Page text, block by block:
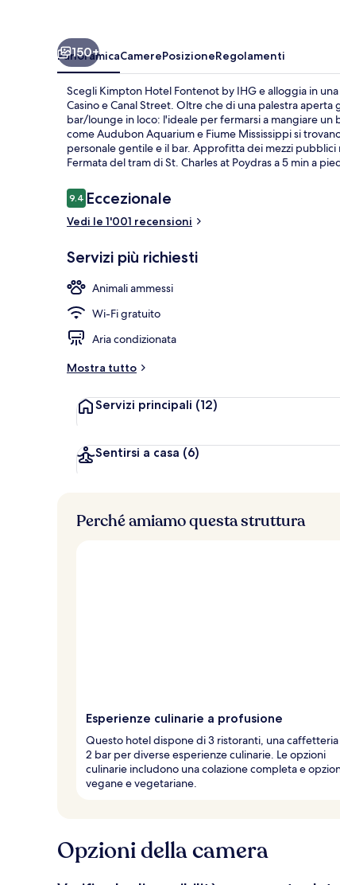
150+
PanoramicaCamerePosizioneRegolamenti
Scegli Kimpton Hotel Fontenot by IHG e alloggia in
Casino e Canal Street. Oltre che di una palestra
bar/lounge in loco: l'ideale per fermarsi a mangiare
come Audubon Aquarium e Fiume Mississippi si
personale gentile e il bar. Approfitta dei mezzi pubblici
Fermata del tram di St. Charles at Poydras a 5 min a
Recensioni
9.49.4 su 10
Eccezionale
Vedi le 1'001 recensioni
Servizi più richiesti
Animali ammessi
Wi-Fi gratuito
Aria condizionata
Mostra tutto
Servizi principali (12)
Sentirsi a casa (6)
Perché amiamo questa struttura
Esperienze culinarie a profusione
Questo hotel dispone di 3 ristoranti, una
2 bar per diverse esperienze culinarie. Le opzioni
culinarie includono una colazione completa e
vegane e vegetariane.
Opzioni della camera